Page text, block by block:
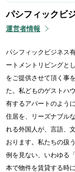
パシフィックビ
運営者情報
パシフィックビジネス
ートメントリビングと
をご提供させて頂く事
た。私どものゲストハ
有するアパートのよう
住居を、リーズナブル
れる外国人が、言語、
おります。私たちの扱
例を見ない、いわゆる
本で物件を賃貸する時